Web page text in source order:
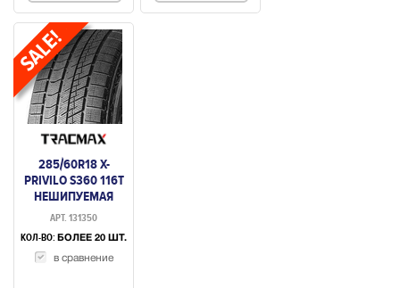
285/60R18 X-
PRIVILO S360 116T
НЕШИПУЕМАЯ
АРТ. 131350
КОЛ-ВО: БОЛЕЕ 20 ШТ.
в сравнение